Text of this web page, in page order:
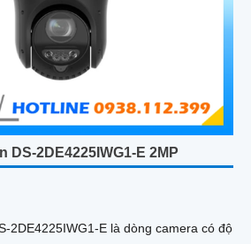
DS-2DE4225IWG1-E 2MP
2DE4225IWG1-E là dòng camera có độ